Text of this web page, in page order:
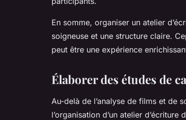
En somme, organiser un atelier
soigneuse et une structure claire.
peut être une expérience
Élaborer des études de
Au-delà de l’analyse de films et de
l’organisation d’un atelier